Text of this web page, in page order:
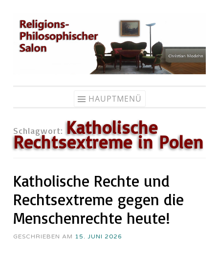
Zum
Inhalt
springen
HAUPTMENÜ
Schlagwort: Katholische
Rechtsextreme in Polen
Katholische Rechte und
Rechtsextreme gegen die
Menschenrechte heute!
GESCHRIEBEN AM 15. JUNI 2026